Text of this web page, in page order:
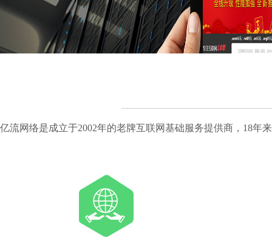
亿流网络是成立于2002年的老牌互联网基础服务提供商，18